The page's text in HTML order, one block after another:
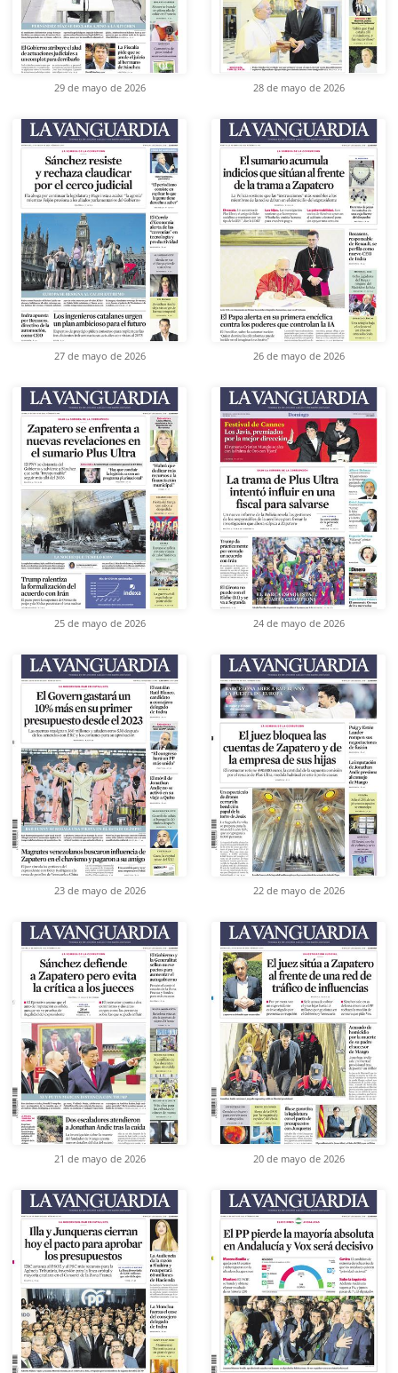
29 de mayo de 2026 28 de mayo de 2026
27 de mayo de 2026 26 de mayo de 2026
25 de mayo de 2026 24 de mayo de 2026
23 de mayo de 2026 22 de mayo de 2026
21 de mayo de 2026 20 de mayo de 2026